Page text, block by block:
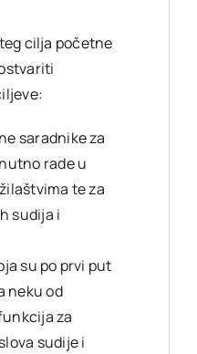
cilja početne
saradnike za
rade u
te za
sudija i
su po prvi put
neku od
za
sudije i